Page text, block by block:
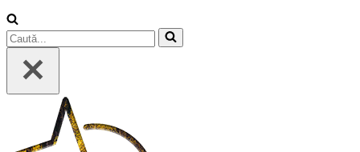
Caută...